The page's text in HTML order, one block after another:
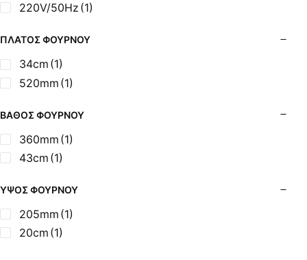
220V/50Hz (1)
ΠΛΆΤΟΣ ΦΟΎΡΝΟΥ
34cm (1)
520mm (1)
ΒΆΘΟΣ ΦΟΎΡΝΟΥ
360mm (1)
43cm (1)
ΎΨΟΣ ΦΟΎΡΝΟΥ
205mm (1)
20cm (1)